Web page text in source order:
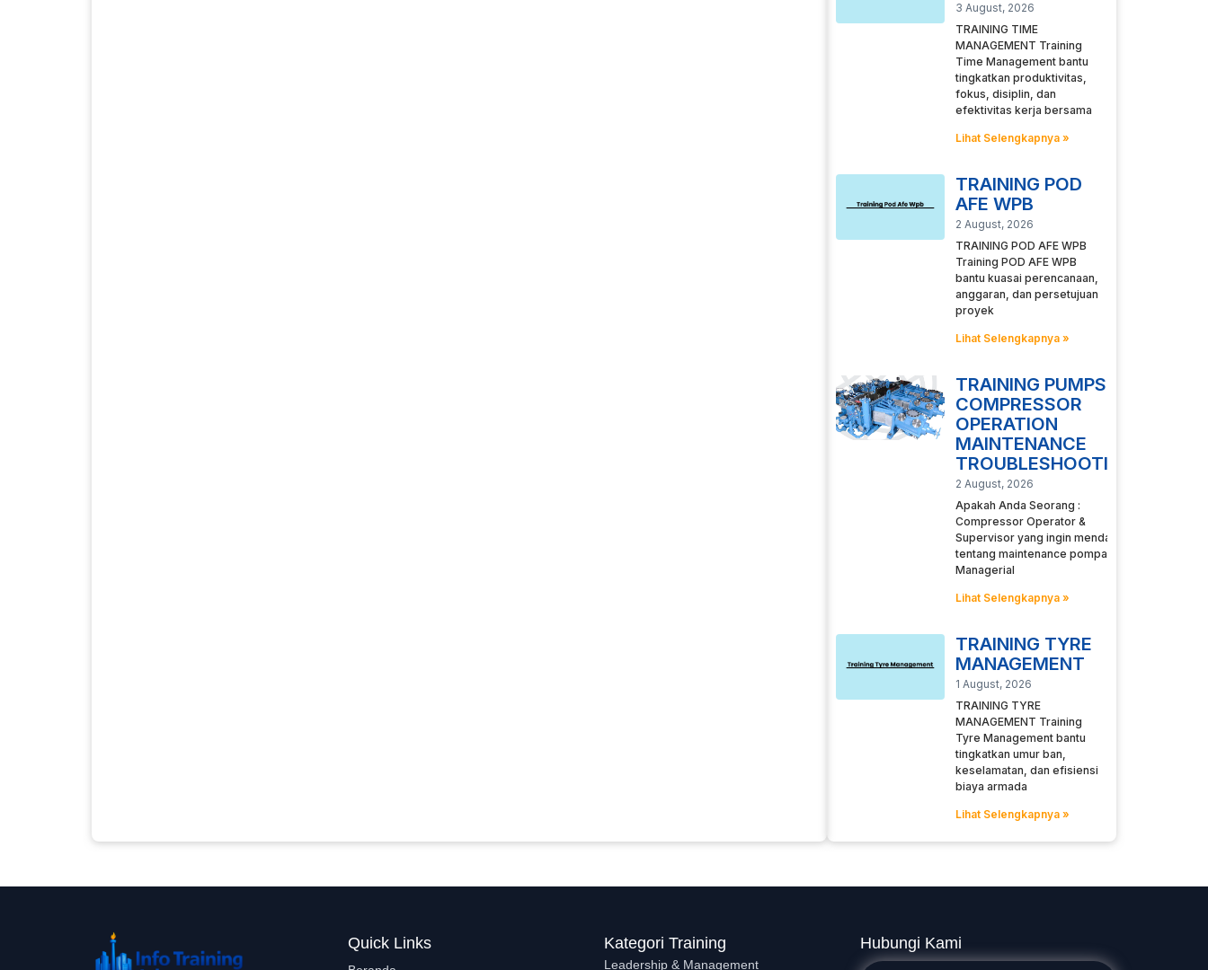
3 August, 2026
TRAINING TIME
MANAGEMENT Training
Time Management bantu
tingkatkan produktivitas,
fokus, disiplin, dan
efektivitas kerja bersama
Lihat Selengkapnya »
TRAINING POD
AFE WPB
2 August, 2026
TRAINING POD AFE WPB
Training POD AFE WPB
bantu kuasai perencanaan,
anggaran, dan persetujuan
proyek
Lihat Selengkapnya »
TRAINING PUMPS
COMPRESSOR
OPERATION
MAINTENANCE
TROUBLESHOOTING
2 August, 2026
Apakah Anda Seorang :
Compressor Operator &
Supervisor yang ingin mendalami
tentang maintenance pompa
Managerial
Lihat Selengkapnya »
TRAINING TYRE
MANAGEMENT
1 August, 2026
TRAINING TYRE
MANAGEMENT Training
Tyre Management bantu
tingkatkan umur ban,
keselamatan, dan efisiensi
biaya armada
Lihat Selengkapnya »
Quick Links Kategori Training
Leadership & Management
Hubungi Kami